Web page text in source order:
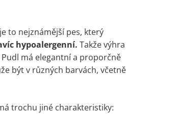
to nejznámější pes, který
hypoalergenní. Takže výhra
má elegantní a proporčně
být v různých barvách, včetně
trochu jiné charakteristiky: